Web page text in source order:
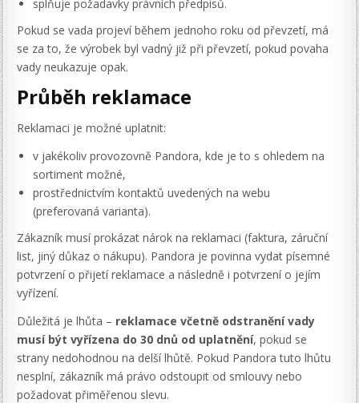
splňuje požadavky právních předpisů.
Pokud se vada projeví během jednoho roku od převzetí, má
se za to, že výrobek byl vadný již při převzetí, pokud povaha
vady neukazuje opak.
Průběh reklamace
Reklamaci je možné uplatnit:
v jakékoliv provozovně Pandora, kde je to s ohledem na
sortiment možné,
prostřednictvím kontaktů uvedených na webu
(preferovaná varianta).
Zákazník musí prokázat nárok na reklamaci (faktura, záruční
list, jiný důkaz o nákupu). Pandora je povinna vydat písemné
potvrzení o přijetí reklamace a následně i potvrzení o jejím
vyřízení.
Důležitá je lhůta – reklamace včetně odstranění vady
musí být vyřízena do 30 dnů od uplatnění, pokud se
strany nedohodnou na delší lhůtě. Pokud Pandora tuto lhůtu
nesplní, zákazník má právo odstoupit od smlouvy nebo
požadovat přiměřenou slevu.